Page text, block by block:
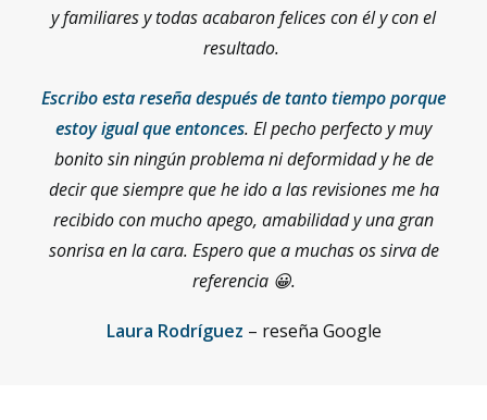
y familiares y todas acabaron felices con él y con el
resultado.
Escribo esta reseña después de tanto tiempo porque
estoy igual que entonces. El pecho perfecto y muy
bonito sin ningún problema ni deformidad y he de
decir que siempre que he ido a las revisiones me ha
recibido con mucho apego, amabilidad y una gran
sonrisa en la cara. Espero que a muchas os sirva de
referencia 😀.
Laura Rodríguez – reseña Google